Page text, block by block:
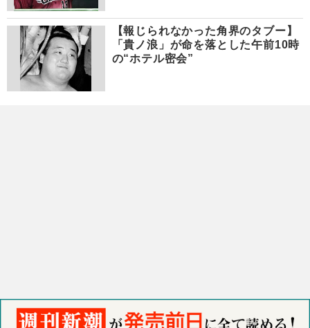
【報じられなかった角界のタブー】
「貴ノ浪」が命を落とした午前10時
の“ホテル密会”